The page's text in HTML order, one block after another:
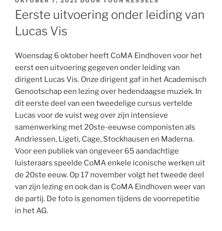
OP
Eerste uitvoering onder leiding van
Lucas Vis
Woensdag 6 oktober heeft CoMA Eindhoven voor het
eerst een uitvoering gegeven onder leiding van
dirigent Lucas Vis. Onze dirigent gaf in het Academisch
Genootschap een lezing over hedendaagse muziek. In
dit eerste deel van een tweedelige cursus vertelde
Lucas voor de vuist weg over zijn intensieve
samenwerking met 20ste-eeuwse componisten als
Andriessen, Ligeti, Cage, Stockhausen en Maderna.
Voor een publiek van ongeveer 65 aandachtige
luisteraars speelde CoMA enkele iconische werken uit
de 20ste eeuw. Op 17 november volgt het tweede deel
van zijn lezing en ook dan is CoMA Eindhoven weer van
de partij. De foto is genomen tijdens de voorrepetitie
in het AG.